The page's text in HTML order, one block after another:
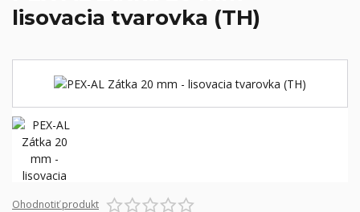
lisovacia tvarovka (TH)
Ohodnotiť produkt